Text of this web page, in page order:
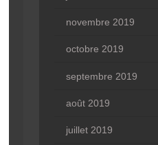
novembre 2019
octobre 2019
septembre 2019
août 2019
juillet 2019